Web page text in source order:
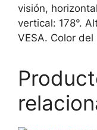
visión,
vertical: 178°.
VESA. Color